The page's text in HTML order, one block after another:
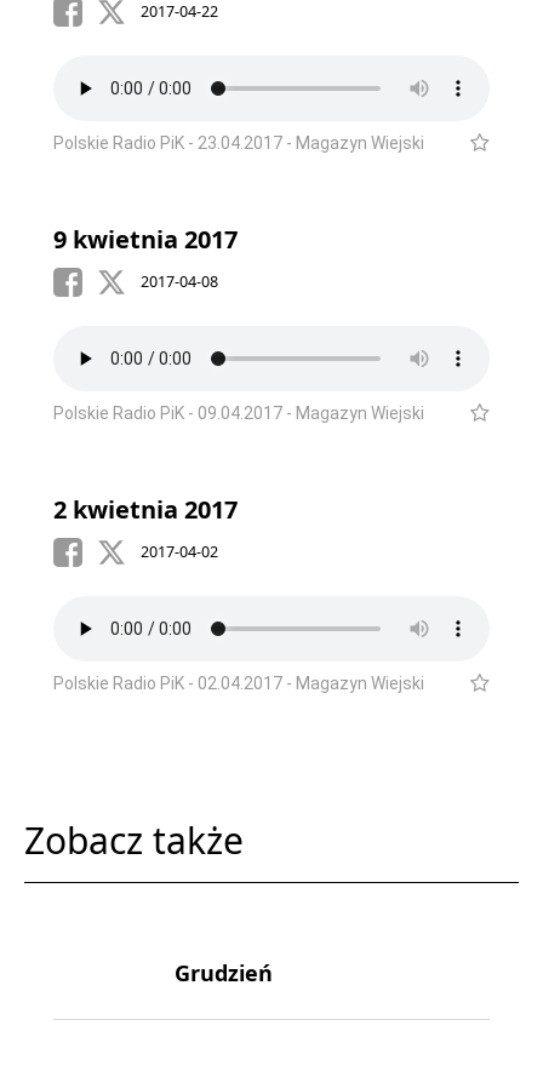
2017-04-22
Polskie Radio PiK - 23.04.2017 - Magazyn Wiejski
9 kwietnia 2017
2017-04-08
Polskie Radio PiK - 09.04.2017 - Magazyn Wiejski
2 kwietnia 2017
2017-04-02
Polskie Radio PiK - 02.04.2017 - Magazyn Wiejski
Zobacz także
Grudzień